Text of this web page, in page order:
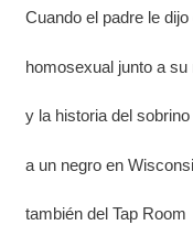
Cuando el padre le dijo
homosexual junto a su
y la historia del
a un negro en
también del Tap Room